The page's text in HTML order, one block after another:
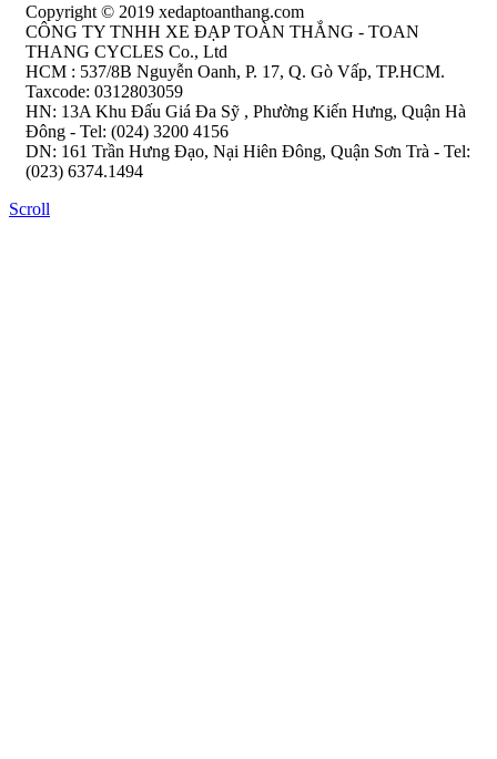
Copyright © 2019 xedaptoanthang.com
CÔNG TY TNHH XE ĐẠP TOÀN THẮNG - TOAN
THANG CYCLES Co., Ltd
HCM : 537/8B Nguyễn Oanh, P. 17, Q. Gò Vấp, TP.HCM.
Taxcode: 0312803059
HN: 13A Khu Đấu Giá Đa Sỹ , Phường Kiến Hưng, Quận Hà
Đông - Tel: (024) 3200 4156
DN: 161 Trần Hưng Đạo, Nại Hiên Đông, Quận Sơn Trà - Tel:
(023) 6374.1494
Scroll